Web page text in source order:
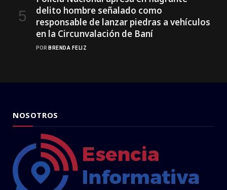
delito hombre señalado como
responsable de lanzar piedras a vehículos
en la Circunvalación de Baní
POR BRENDA FELIZ
NOSOTROS